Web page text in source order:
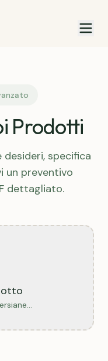
Prodotti
specifica
un preventivo
dettagliato.